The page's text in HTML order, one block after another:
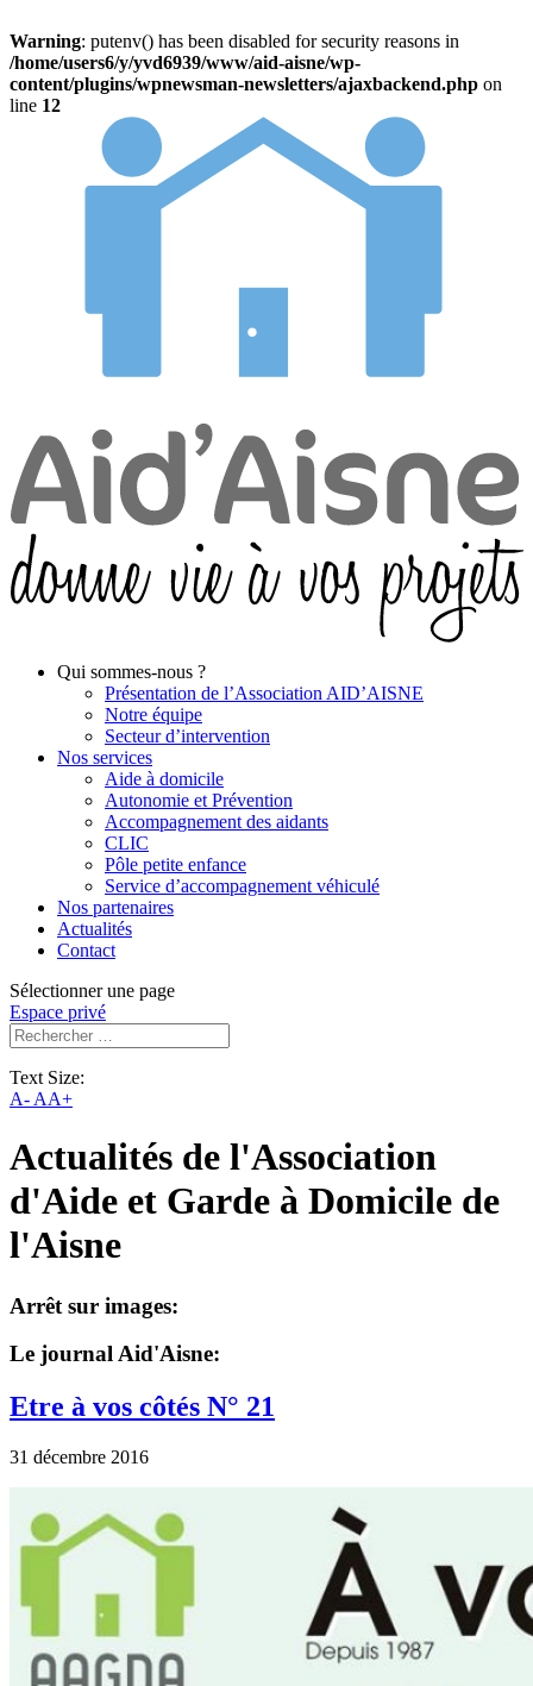
Warning: putenv() has been disabled for security reasons in
/home/users6/y/yvd6939/www/aid-aisne/wp-
content/plugins/wpnewsman-newsletters/ajaxbackend.php on
line 12
Qui sommes-nous ?
Présentation de l’Association AID’AISNE
Notre équipe
Secteur d’intervention
Nos services
Aide à domicile
Autonomie et Prévention
Accompagnement des aidants
CLIC
Pôle petite enfance
Service d’accompagnement véhiculé
Nos partenaires
Actualités
Contact
Sélectionner une page
Espace privé
Text Size:
A- AA+
Actualités de l'Association
d'Aide et Garde à Domicile de
l'Aisne
Arrêt sur images:
Le journal Aid'Aisne:
Etre à vos côtés N° 21
31 décembre 2016